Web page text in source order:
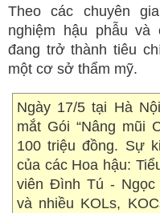
Theo các chuyên
nghiệm hậu phẫu và
đang trở thành tiêu
một cơ sở thẩm mỹ.
Ngày 17/5 tại Hà
mắt Gói “Nâng mũi
100 triệu đồng. Sự
của các Hoa hậu:
viên Đình Tú - Ngọc
và nhiều KOLs,